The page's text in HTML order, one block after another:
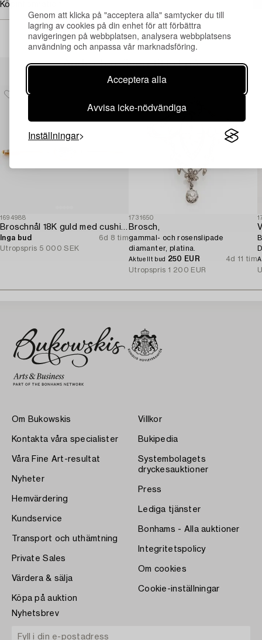
Genom att klicka på "acceptera alla" samtycker du till
lagring av cookies på din enhet för att förbättra
navigeringen på webbplatsen, analysera webbplatsens
användning och anpassa vår marknadsföring.
Acceptera alla
Avvisa icke-nödvändiga
Inställningar
Köpinformation
Andra har även tittat på
1694988
Broschnål 18K guld med cushionslipad akvamarin och seedpärlor.
Inga bud
6d 8 tim
Utropspris 5 000 SEK
1731650
Brosch,
gammal- och rosenslipade
diamanter, platina.
Aktuellt bud 250 EUR
4d 11 tim
Utropspris 1 200 EUR
Om Bukowskis
Kontakta våra specialister
Våra Fine Art-resultat
Nyheter
Hemvärdering
Kundservice
Transport och uthämtning
Private Sales
Värdera & sälja
Köpa på auktion
Villkor
Bukipedia
Systembolagets
dryckesauktioner
Press
Lediga tjänster
Bonhams - Alla auktioner
Integritetspolicy
Om cookies
Cookie-inställningar
Nyhetsbrev